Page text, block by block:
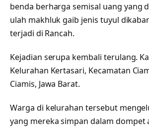
benda berharga semisal uang yang
ulah makhluk gaib jenis tuyul
terjadi di Rancah.
Kejadian serupa kembali terulang.
Kelurahan Kertasari, Kecamatan
Ciamis, Jawa Barat.
Warga di kelurahan tersebut
yang mereka simpan dalam dompet